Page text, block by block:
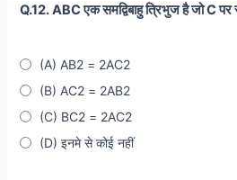
Q.12. ABC एक समद्विबाहु त्रिभुज है जो C
(A) AB2 = 2AC2
(B) AC2 = 2AB2
(C) BC2 = 2AC2
(D) इनमे से कोई नहीं